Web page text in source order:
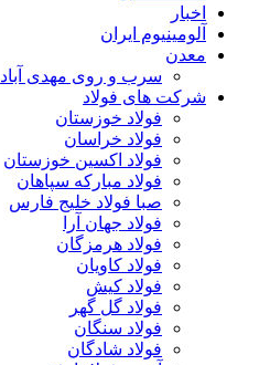
اخبار
آلومینیوم ایران
معدن
سرب و روی مهدی آباد
شرکت های فولاد
فولاد خوزستان
فولاد خراسان
فولاد اکسین خوزستان
فولاد مبارکه سپاهان
صبا فولاد خلیج فارس
فولاد جهان آرا
فولاد هرمزگان
فولاد کاویان
فولاد کیش
فولاد گل گهر
فولاد سنگان
فولاد شادگان